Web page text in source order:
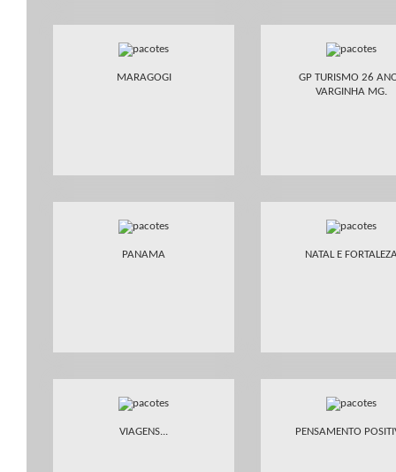
MARAGOGI
GP TURISMO 26
VARGINHA MG.
PANAMA NATAL E
VIAGENS... PENSAMENTO